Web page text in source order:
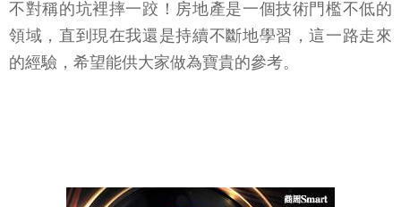
不對稱的坑裡摔一跤！房地產是一個技術門檻不低的
領域，直到現在我還是持續不斷地學習，這一路走來
的經驗，希望能供大家做為寶貴的參考。